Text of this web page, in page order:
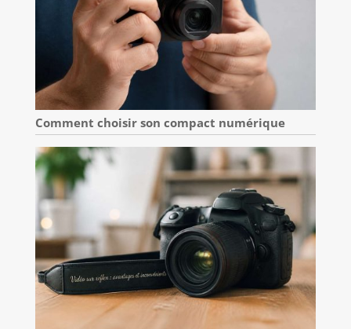
Comment choisir son compact numérique